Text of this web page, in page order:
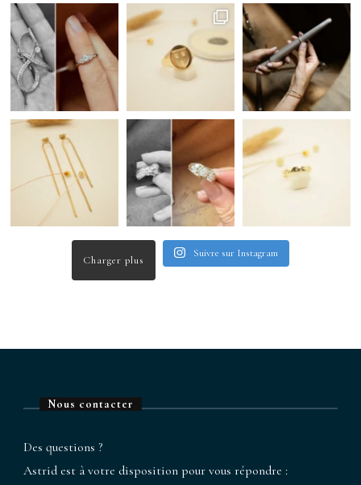
Charger plus
Suivre sur Instagram
Nous contacter
Des questions ?
Astrid est à votre disposition pour vous répondre :